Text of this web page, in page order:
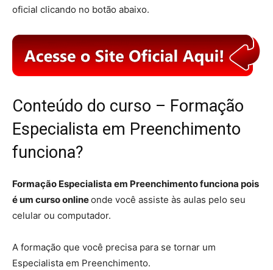
oficial clicando no botão abaixo.
Conteúdo do curso – Formação
Especialista em Preenchimento
funciona?
Formação Especialista em Preenchimento funciona pois
é um curso onlineonde você assiste às aulas pelo seu
celular ou computador.
A formação que você precisa para se tornar um
Especialista em Preenchimento.